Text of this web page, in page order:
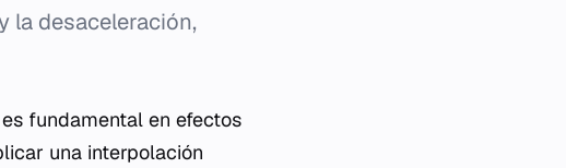
la desaceleración,
fundamental en efectos
una interpolación